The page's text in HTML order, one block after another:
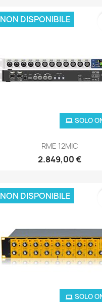
RME 12MIC
2.849,00 €
SOLO
NON DISPONIBILE
SOLO
NON DISPONIBILE